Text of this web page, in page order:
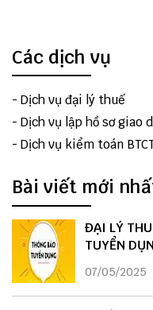
Các dịch vụ
- Dịch vụ đại lý thuế
- Dịch vụ lập hồ sơ giao
- Dịch vụ kiểm toán
Bài viết mới
ĐẠI LÝ
TUYỂN
07/05/2025